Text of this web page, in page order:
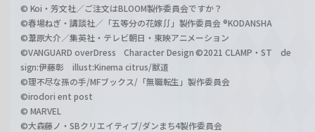
© Koi・芳文社／ご注文はBLOOM製作委員会ですか？
©春場ねぎ・講談社／「五等分の花嫁∬」製作委員会 ®KODANSHA
©葦原大介／集英社・テレビ朝日・東映アニメーション
©VANGUARD overDress Character Design ©2021 CLAMP・ST de
sign:伊藤彰 illust:Kinema citrus/獣道
©理不尽な孫の手/MFブックス/「無職転生」製作委員会
©irodori ent post
© MARVEL
©大森藤ノ・SBクリエイティブ/ダンまち4製作委員会